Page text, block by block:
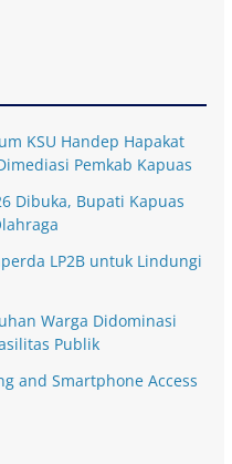
KSU Handep Hapakat
Pemkab Kapuas
Dibuka, Bupati Kapuas
LP2B untuk Lindungi
Warga Didominasi
Publik
and Smartphone Access